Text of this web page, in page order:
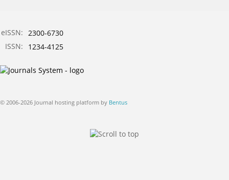
eISSN: 2300-6730
ISSN:
1234-4125
© 2006-2026 Journal hosting platform by Bentus